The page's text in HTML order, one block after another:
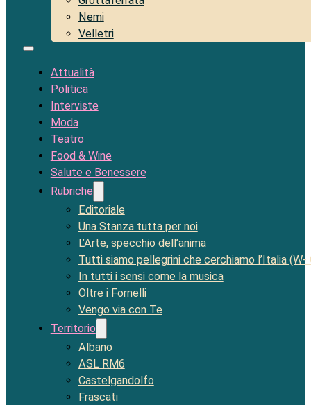
Nemi
Velletri
Attualità
Politica
Interviste
Moda
Teatro
Food & Wine
Salute e Benessere
Rubriche
Editoriale
Una Stanza tutta per noi
L’Arte, specchio dell’anima
Tutti siamo pellegrini che cerchiamo l’Italia (W-
In tutti i sensi come la musica
Oltre i Fornelli
Vengo via con Te
Territorio
Albano
ASL RM6
Castelgandolfo
Frascati